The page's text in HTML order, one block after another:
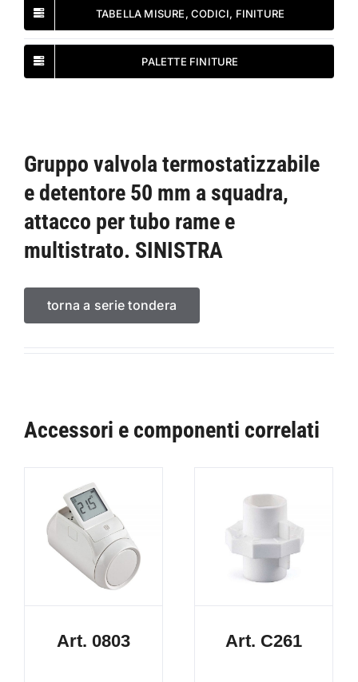
TABELLA MISURE, CODICI, FINITURE
PALETTE FINITURE
Gruppo valvola termostatizzabile
e detentore 50 mm a squadra,
attacco per tubo rame e
multistrato. SINISTRA
torna a serie tondera
Accessori e componenti correlati
Art. 0803 Art. C261